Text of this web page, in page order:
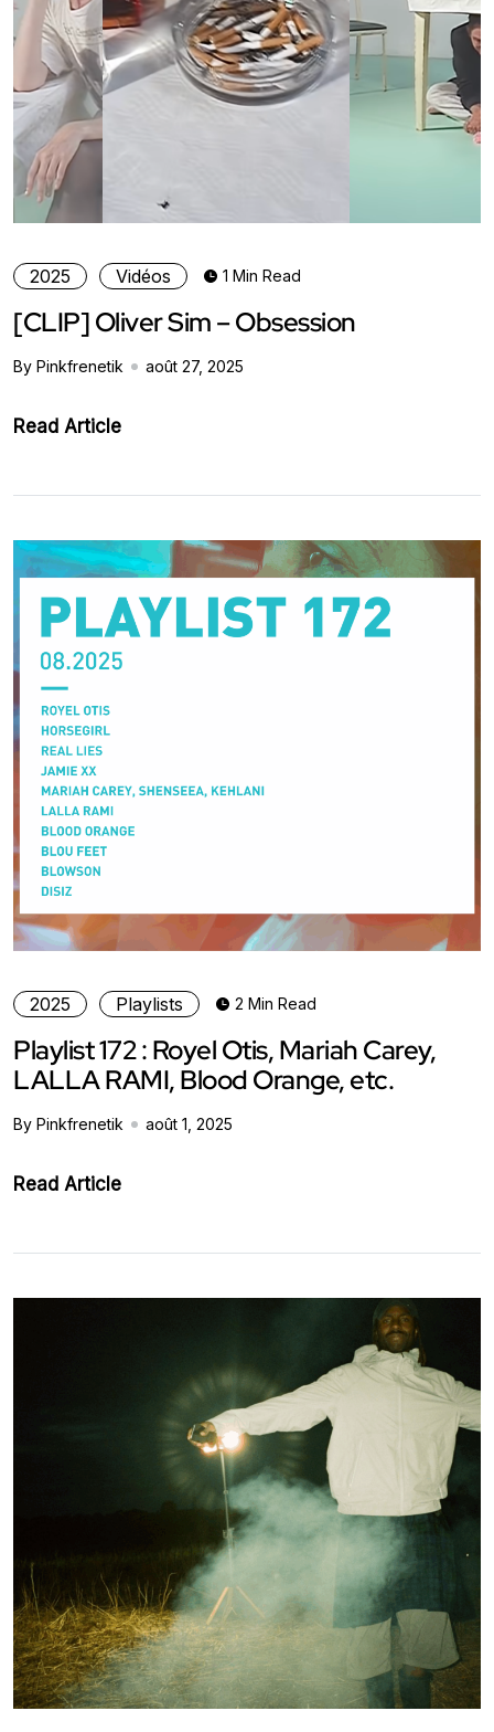
2025 Vidéos 1 Min Read
[CLIP] Oliver Sim – Obsession
By Pinkfrenetik août 27, 2025
Read Article
2025 Playlists 2 Min Read
Playlist 172 : Royel Otis, Mariah Carey,
LALLA RAMI, Blood Orange, etc.
By Pinkfrenetik août 1, 2025
Read Article